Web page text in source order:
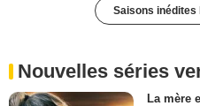
Saisons inédites
Nouvelles séries
La mère